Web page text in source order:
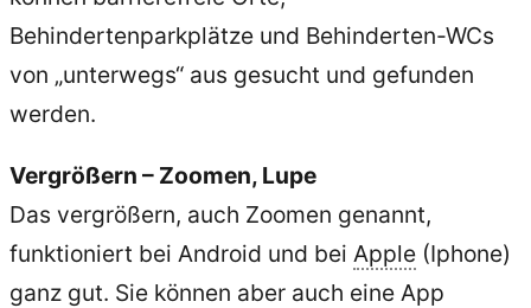
Behindertenparkplätze und Behinderten-WCs
von „unterwegs“ aus gesucht und gefunden
werden.
Vergrößern – Zoomen, Lupe
Das vergrößern, auch Zoomen genannt,
funktioniert bei Android und bei Apple (Iphone)
ganz gut. Sie können aber auch eine App